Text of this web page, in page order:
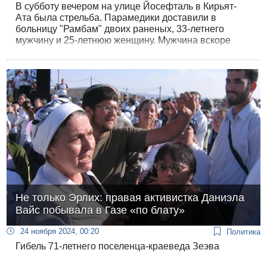
В субботу вечером на улице Йосефталь в Кирьят-
Ата была стрельба. Парамедики доставили в
больницу "Рамбам" двоих раненых, 33-летнего
мужчину и 25-летнюю женщину. Мужчина вскоре
легким ранением.
Не только Эрлих: правая активистка Даниэла
Вайс побывала в Газе «по блату»
24 ноября 2024, 00:20 Политика
Гибель 71-летнего поселенца-краеведа Зеэва